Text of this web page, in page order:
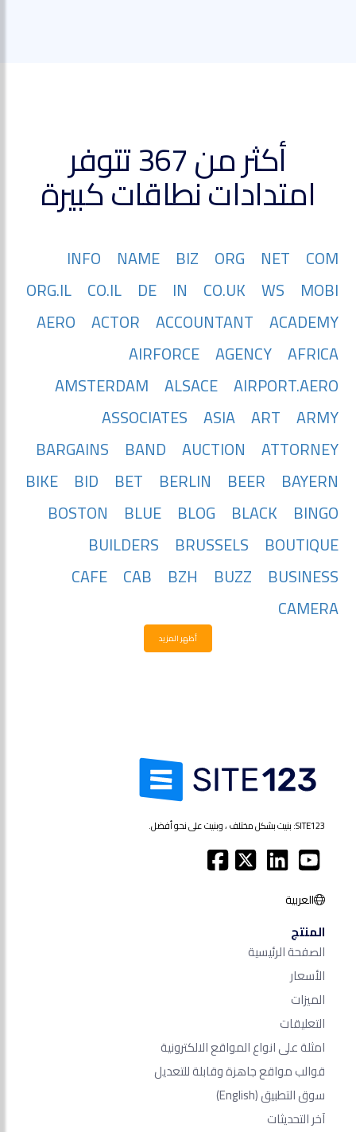
أكثر من 367 تتوفر
امتدادات نطاقات كبيرة
COM
NET
ORG
BIZ
NAME
INFO
MOBI
WS
CO.UK
IN
DE
CO.IL
ORG.IL
ACADEMY
ACCOUNTANT
ACTOR
AERO
AFRICA
AGENCY
AIRFORCE
AIRPORT.AERO
ALSACE
AMSTERDAM
ARMY
ART
ASIA
ASSOCIATES
ATTORNEY
AUCTION
BAND
BARGAINS
BAYERN
BEER
BERLIN
BET
BID
BIKE
BINGO
BLACK
BLOG
BLUE
BOSTON
BOUTIQUE
BRUSSELS
BUILDERS
BUSINESS
BUZZ
BZH
CAB
CAFE
CAMERA
أظهر المزيد
SITE123: بنيت بشكل مختلف ، وبنيت على نحو أفضل.
العربية
المنتج
الصفحة الرئيسية
الأسعار
الميزات
التعليقات
امثلة على انواع المواقع الالكترونية
قوالب مواقع جاهزة وقابلة للتعديل
سوق التطبيق(English)
آخر التحديثات